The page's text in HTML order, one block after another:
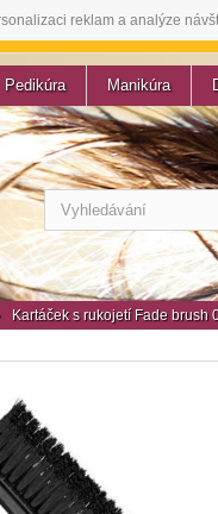
reklam a analýze
Pedikúra Manikúra
Kartáček s rukojetí Fade brush